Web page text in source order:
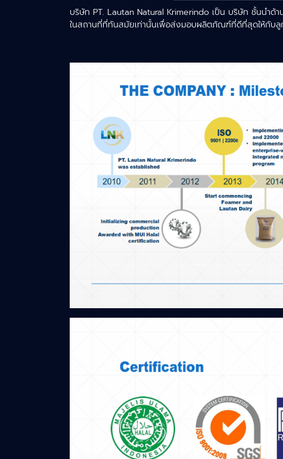
บริษัท PT. Lautan Natural Krimerindo เป็น บริษัท ชั้นนำด้
ในสถานที่ที่ทันสมัยเท่านั้นเพื่อส่งมอบผลิตภัณฑ์ที่ดีที่สุดให้กับลู